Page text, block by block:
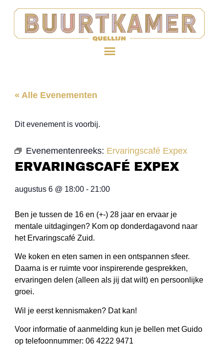
« Alle Evenementen
Dit evenement is voorbij.
Evenementenreeks: Ervaringscafé Expex
ERVARINGSCAFÉ EXPEX
augustus 6 @ 18:00 - 21:00
Ben je tussen de 16 en (+-) 28 jaar en ervaar je
mentale uitdagingen? Kom op donderdagavond naar
het Ervaringscafé Zuid.
We koken en eten samen in een ontspannen sfeer.
Daarna is er ruimte voor inspirerende gesprekken,
ervaringen delen (alleen als jij dat wilt) en persoonlijke
groei.
Wil je eerst kennismaken? Dat kan!
Voor informatie of aanmelding kun je bellen met Guido
op telefoonnummer: 06 4222 9471